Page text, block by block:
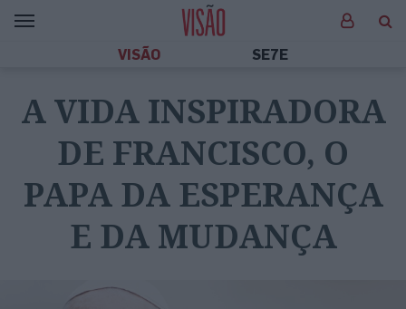
VISÃO SE7E
A VIDA INSPIRADORA
DE FRANCISCO, O
PAPA DA ESPERANÇA
E DA MUDANÇA